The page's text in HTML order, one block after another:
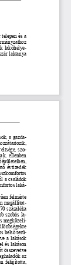
telepen és a
lakóhelye-
laktanya
k, a gazda-
szo-
ellenben
évtizedek
a családok
laká-
felmérte
megállítot-
százaléka
szobás la-
megközelí-
belső terü-
a lakások
és lakáson
összevetve
az
felújította,